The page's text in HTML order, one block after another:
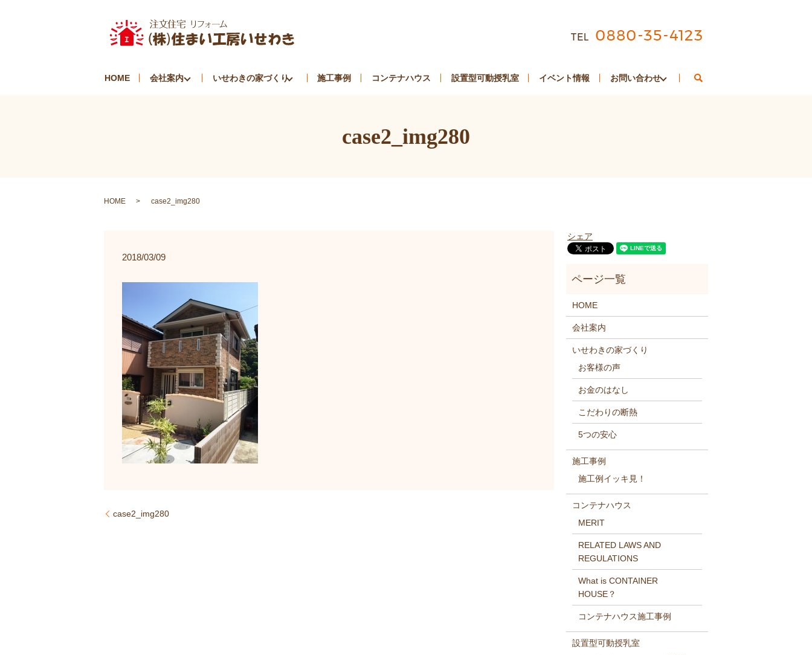
HOME 会社案内 いせわきの家づくり 施工事例 コンテナハウス 設置型可動授乳室 イベント情報 お問い合わせ
case2_img280
HOME case2_img280
2018/03/09
case2_img280
シェア
HOME
会社案内
いせわきの家づくり
お客様の声
お金のはなし
こだわりの断熱
5つの安心
施工事例
施工例イッキ見！
コンテナハウス
MERIT
RELATED LAWS AND
REGULATIONS
What is CONTAINER
HOUSE？
コンテナハウス施工事例
設置型可動授乳室